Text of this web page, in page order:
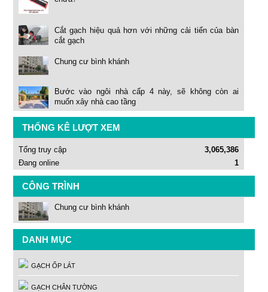
Cắt gạch hiệu quả hơn với những cải tiến của bàn
cắt gạch
Chung cư bình khánh
Bước vào ngôi nhà cấp 4 này, sẽ không còn ai
muốn xây nhà cao tầng
THỐNG KÊ LƯỢT XEM
Tổng truy cập
3,065,386
Đang online
1
CÔNG TRÌNH
Chung cư bình khánh
DANH MỤC
GẠCH ỐP LÁT
GẠCH CHÂN TƯỜNG